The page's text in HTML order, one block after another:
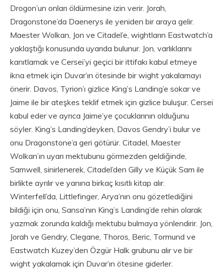
Drogon’un onları öldürmesine izin verir. Jorah,
Dragonstone’da Daenerys ile yeniden bir araya gelir.
Maester Wolkan, Jon ve Citadel’e, wightların Eastwatch’a
yaklaştığı konusunda uyarıda bulunur. Jon, varlıklarını
kanıtlamak ve Cersei’yi geçici bir ittifakı kabul etmeye
ikna etmek için Duvar’ın ötesinde bir wight yakalamayı
önerir. Davos, Tyrion’ı gizlice King’s Landing’e sokar ve
Jaime ile bir ateşkes teklif etmek için gizlice buluşur. Cersei
kabul eder ve ayrıca Jaime’ye çocuklarının olduğunu
söyler. King’s Landing’deyken, Davos Gendry’i bulur ve
onu Dragonstone’a geri götürür. Citadel, Maester
Wolkan’ın uyarı mektubunu görmezden geldiğinde,
Samwell, sinirlenerek, Citadel’den Gilly ve Küçük Sam ile
birlikte ayrılır ve yanına birkaç kısıtlı kitap alır.
Winterfell’da, Littlefinger, Arya’nın onu gözetlediğini
bildiği için onu, Sansa’nın King’s Landing’de rehin olarak
yazmak zorunda kaldığı mektubu bulmaya yönlendirir. Jon,
Jorah ve Gendry, Clegane, Thoros, Beric, Tormund ve
Eastwatch Kuzey’den Özgür Halk grubunu alır ve bir
wight yakalamak için Duvar’ın ötesine giderler.